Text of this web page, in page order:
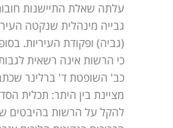
עלתה שאלת התיישנות
גבייה מינהלית שנקטה
(גביה) ופקודת העיריות.
כי הרשות אינה רשאית
כב' השופטת ד' ברלינר
מציינת בין היתר: תכלית
להקל על הרשות בהיבטים